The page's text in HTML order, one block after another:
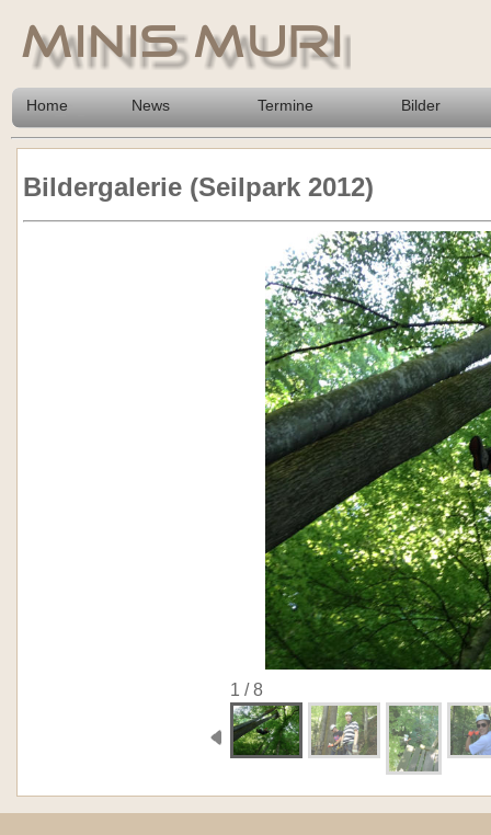
Home News Termine Bilder
Bildergalerie (Seilpark 2012)
1 / 8